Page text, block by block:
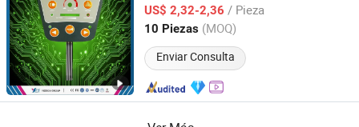
US$ 2,32-2,36 / Pieza
10 Piezas (MOQ)
Enviar Consulta
Guangdong, China Desde 2017